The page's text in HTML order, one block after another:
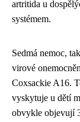
artritida u
systémem.
Sedmá nemoc,
virové
Coxsackie A16.
vyskytuje u dětí
obvykle objevují